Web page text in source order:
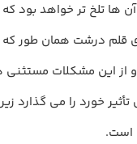
ها تلخ تر خواهد بود
قلم درشت همان طور که
از این مشکلات مستثنی
خورد را می گذارد
است.